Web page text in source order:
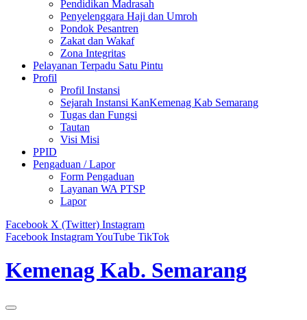
Pendidikan Madrasah
Penyelenggara Haji dan Umroh
Pondok Pesantren
Zakat dan Wakaf
Zona Integritas
Pelayanan Terpadu Satu Pintu
Profil
Profil Instansi
Sejarah Instansi KanKemenag Kab Semarang
Tugas dan Fungsi
Tautan
Visi Misi
PPID
Pengaduan / Lapor
Form Pengaduan
Layanan WA PTSP
Lapor
Facebook X (Twitter) Instagram
Facebook InstagramYouTube TikTok
Kemenag Kab. Semarang